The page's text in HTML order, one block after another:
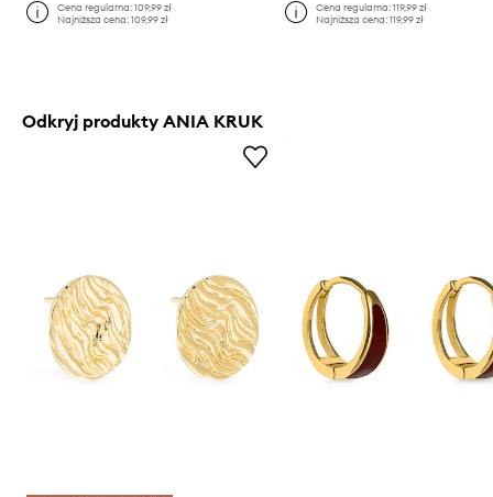
Cena regularna:109,99 zł
Najniższa cena:109,99 zł
Cena regularna: 119,99 zł
Najniższa cena: 119,99 zł
Odkryj produkty ANIA KRUK